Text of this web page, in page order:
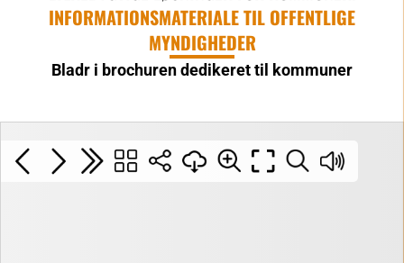
INFORMATIONSMATERIALE TIL OFFENTLIGE
MYNDIGHEDER
Bladr i brochuren dedikeret til kommuner